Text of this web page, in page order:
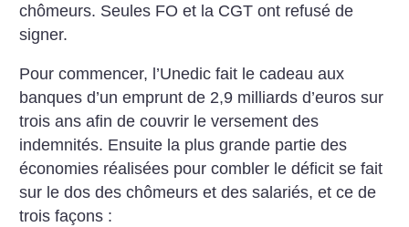
chômeurs. Seules FO et la CGT ont refusé de
signer.
Pour commencer, l’Unedic fait le cadeau aux
banques d’un emprunt de 2,9 milliards d’euros sur
trois ans afin de couvrir le versement des
indemnités. Ensuite la plus grande partie des
économies réalisées pour combler le déficit se fait
sur le dos des chômeurs et des salariés, et ce de
trois façons :